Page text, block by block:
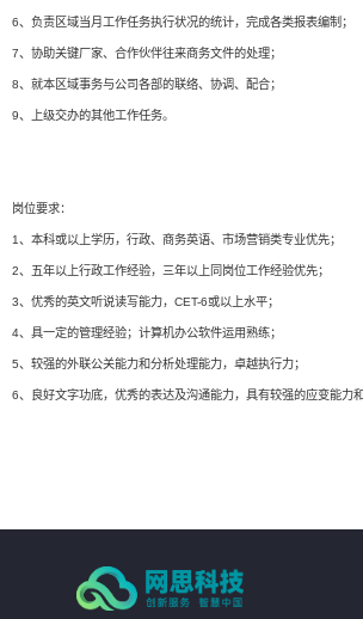
6、负责区域当月工作任务执行状况的统计，完成各类报表编制；
7、协助关键厂家、合作伙伴往来商务文件的处理；
8、就本区域事务与公司各部的联络、协调、配合；
9、上级交办的其他工作任务。
岗位要求：
1、本科或以上学历，行政、商务英语、市场营销类专业优先；
2、五年以上行政工作经验，三年以上同岗位工作经验优先；
3、优秀的英文听说读写能力，CET-6或以上水平；
4、具一定的管理经验；计算机办公软件运用熟练；
5、较强的外联公关能力和分析处理能力，卓越执行力；
6、良好文字功底，优秀的表达及沟通能力，具有较强的应变能力